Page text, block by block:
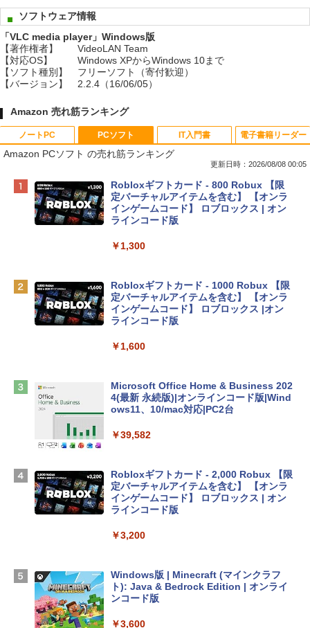
ソフトウェア情報
「VLC media player」Windows版
【著作権者】
VideoLAN Team
【対応OS】
Windows XPからWindows 10まで
【ソフト種別】
フリーソフト（寄付歓迎）
【バージョン】
2.2.4（16/06/05）
Amazon 売れ筋ランキング
ノートPC
Apple 2026 MacBook Neo A18 Proチッ
プ搭載13インチノートブック：AIとAppl
e Intelligence、Liquid Retinaディスプ
レイ、8GBメモリ、512GB SSD、1080p
ィゴ + 3年延長 AppleCare+ for 13インチ
￥162,598
tomtoc 360°保護 15.6 16インチ パソコ
book Lenovo対応
Apple 2026 MacBook Air M5チップ搭載
igence、13.6インチLiquid Retinaディ
ームカメラ、日本語キーボード、Touch I
D - シルバー
￥261,414
SSD インテル Core 5
￥129,800
PCソフト
Amazon PCソフト の売れ筋ランキング
更新日時：2026/08/08 00:05
Robloxギフトカード - 800 Robux 【限
定バーチャルアイテムを含む】 【オンラ
インゲームコード】 ロブロックス | オン
ラインコード版
￥1,300
Robloxギフトカード - 1000 Robux 【限
定バーチャルアイテムを含む】 【オンラ
インゲームコード】 ロブロックス |オン
ラインコード版
￥1,600
Microsoft Office Home & Business 202
4(最新 永続版)|オンラインコード版|Wind
ows11、10/mac対応|PC2台
￥39,582
Robloxギフトカード - 2,000 Robux 【限
定バーチャルアイテムを含む】 【オンラ
インゲームコード】 ロブロックス | オン
ラインコード版
￥3,200
Windows版 | Minecraft (マインクラフ
ト): Java & Bedrock Edition | オンライ
ンコード版
￥3,600
IT入門書 電子書籍リーダー